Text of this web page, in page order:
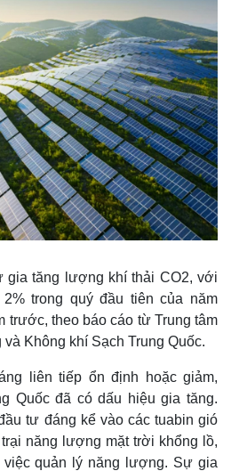
gia tăng lượng khí thải CO2, với
trong quý đầu tiên của năm
trước, theo báo cáo từ Trung tâm
Không khí Sạch Trung Quốc.
liên tiếp ổn định hoặc giảm,
Quốc đã có dấu hiệu gia tăng.
tư đáng kể vào các tuabin gió
năng lượng mặt trời khổng lồ,
quản lý năng lượng. Sự gia